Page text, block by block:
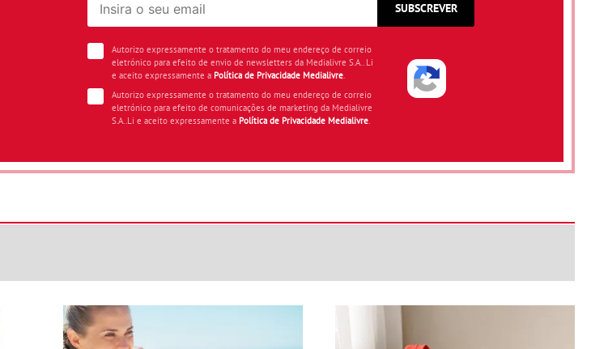
SUBSCREVER
Autorizo expressamente o tratamento do meu endereço de correio
eletrónico para efeito de envio de newsletters da Medialivre S.A.. Li
e aceito expressamente a Política de Privacidade Medialivre.
Autorizo expressamente o tratamento do meu endereço de correio
eletrónico para efeito de comunicações de marketing da Medialivre
S.A..Li e aceito expressamente a Política de Privacidade Medialivre.